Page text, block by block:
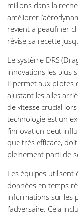
millions dans la
améliorer
revient à peaufiner
révise sa recette
Le système DRS
innovations les plus
Il permet aux pilotes
ajustant les ailes
de vitesse crucial
technologie est un
l’innovation peut
que très efficace,
pleinement parti de
Les équipes utilisent
données en temps
informations sur les
l’adversaire. Cela